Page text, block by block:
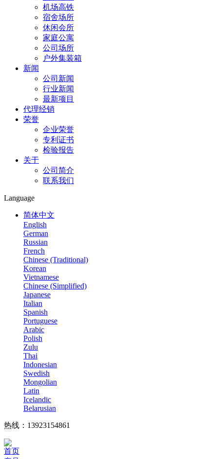
机场高铁
宿舍场所
休闲会所
家庭公寓
公司场所
户外集装箱
新闻
公司新闻
行业新闻
最新项目
代理经销
荣誉
企业荣誉
专利证书
检验报告
关于
公司简介
联系我们
Language
简体中文
English
German
Russian
French
Chinese (Traditional)
Korean
Vietnamese
Chinese (Simplified)
Japanese
Italian
Spanish
Portuguese
Arabic
Polish
Zulu
Thai
Indonesian
Swedish
Mongolian
Latin
Icelandic
Belarusian
热线：13923154861
首页